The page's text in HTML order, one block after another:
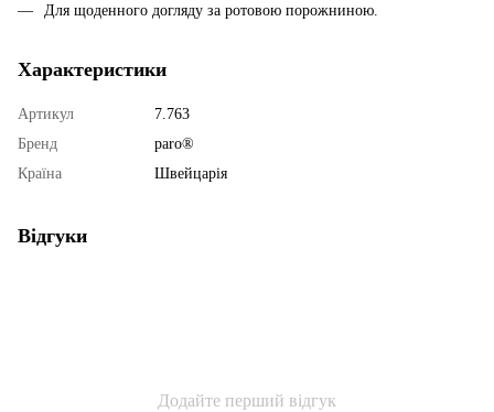
Для щоденного догляду за ротовою порожниною.
Характеристики
Артикул
7.763
Бренд
paro®
Країна
Швейцарія
Відгуки
Додайте перший відгук